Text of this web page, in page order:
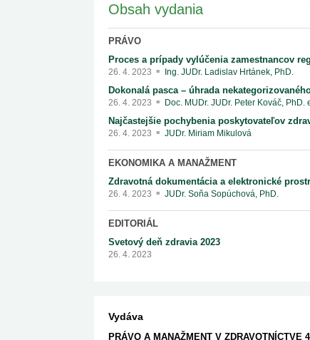
Obsah vydania
PRÁVO
Proces a prípady vylúčenia zamestnancov
26. 4. 2023 Ing. JUDr. Ladislav Hrtánek, PhD.
Dokonalá pasca – úhrada
26. 4. 2023 Doc. MUDr. JUDr. Peter Kováč, PhD.
Najčastejšie pochybenia poskytovateľov
26. 4. 2023 JUDr. Miriam Mikulová
EKONOMIKA A MANAŽMENT
Zdravotná dokumentácia a elektronické
26. 4. 2023 JUDr. Soňa Sopúchová, PhD.
EDITORIÁL
Svetový deň zdravia 2023
26. 4. 2023
Vydáva
PRÁVO A MANAŽMENT V ZDRAVOTNÍCTVE